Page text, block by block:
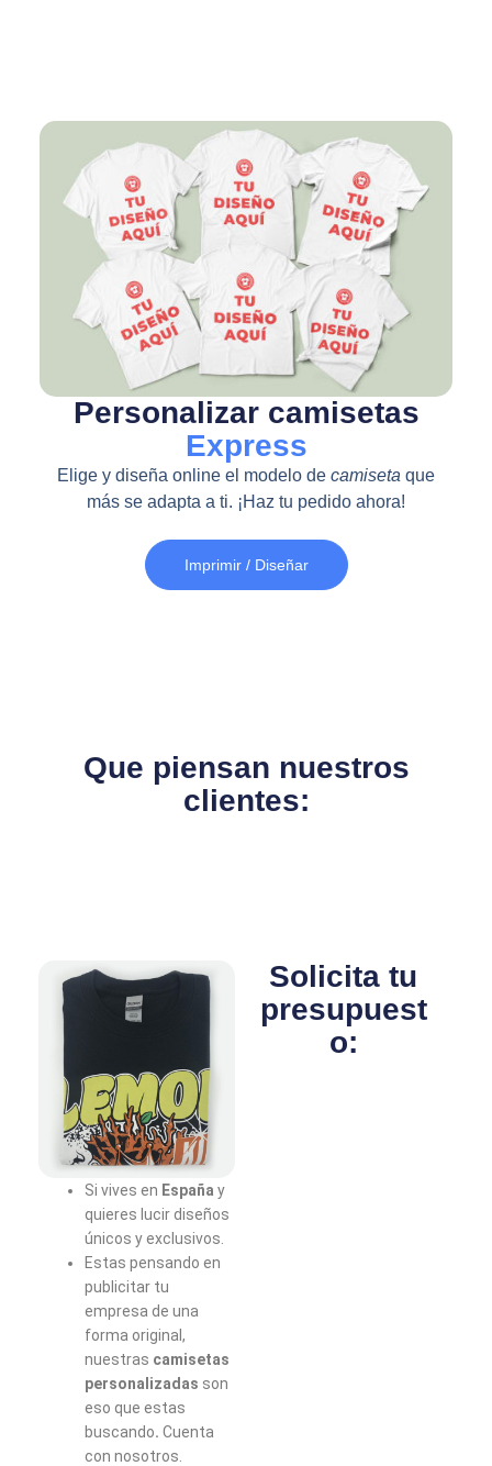
Personalizar camisetas
Express
Elige y diseña online el modelo de camiseta que
más se adapta a ti. ¡Haz tu pedido ahora!
Imprimir / Diseñar
Que piensan nuestros
clientes:
Si vives en España y
quieres lucir diseños
únicos y exclusivos.
Estas pensando en
publicitar tu
empresa de una
forma original,
nuestras camisetas
personalizadas son
eso que estas
buscando. Cuenta
con nosotros.
Solicita tu
presupuest
o: